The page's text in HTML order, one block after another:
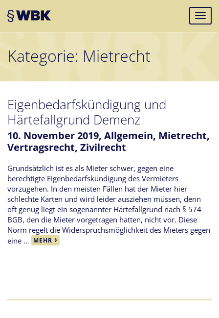
Kategorie: Mietrecht
Eigenbedarfskündigung und
Härtefallgrund Demenz
10. November 2019, Allgemein, Mietrecht,
Vertragsrecht, Zivilrecht
Grundsätzlich ist es als Mieter schwer, gegen eine
berechtigte Eigenbedarfskündigung des Vermieters
vorzugehen. In den meisten Fällen hat der Mieter hier
schlechte Karten und wird leider ausziehen müssen, denn
oft genug liegt ein sogenannter Härtefallgrund nach § 574
BGB, den die Mieter vorgetragen hatten, nicht vor. Diese
Norm regelt die Widerspruchsmöglichkeit des Mieters gegen
eine … MEHR